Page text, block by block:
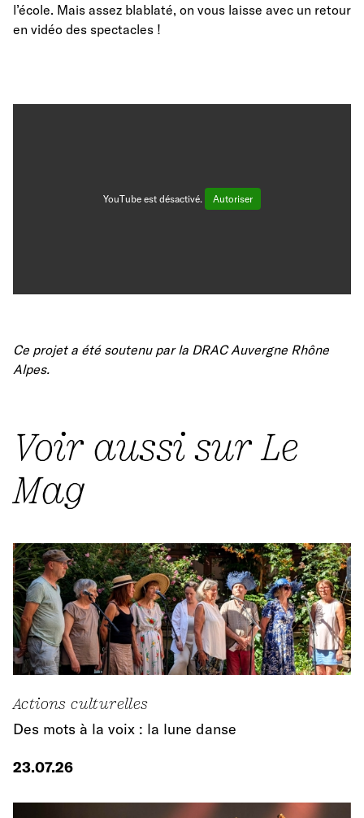
l’école. Mais assez blablaté, on vous laisse avec un retour
en vidéo des spectacles !
YouTube est désactivé. Autoriser
Ce projet a été soutenu par la DRAC Auvergne Rhône
Alpes.
Voir aussi sur Le
Mag
Actions culturelles
Des mots à la voix : la lune danse
23.07.26